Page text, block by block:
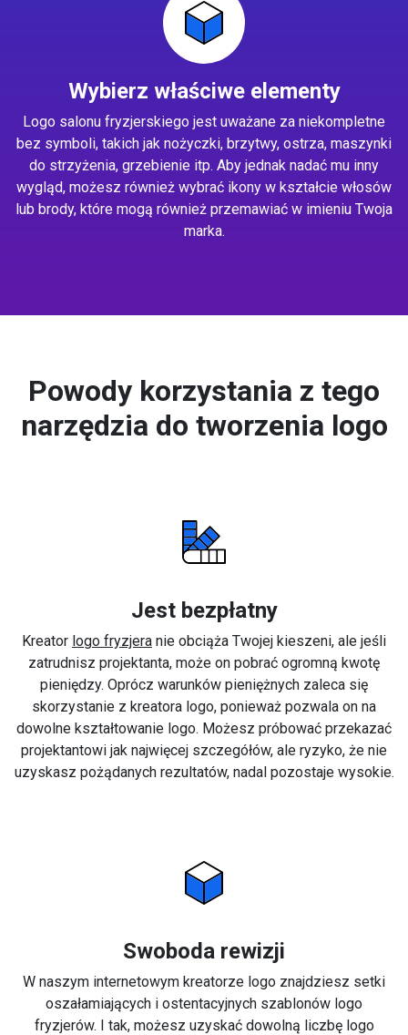
Wybierz właściwe elementy
Logo salonu fryzjerskiego jest uważane za niekompletne
bez symboli, takich jak nożyczki, brzytwy, ostrza, maszynki
do strzyżenia, grzebienie itp. Aby jednak nadać mu inny
wygląd, możesz również wybrać ikony w kształcie włosów
lub brody, które mogą również przemawiać w imieniu Twoja
marka.
Powody korzystania z tego
narzędzia do tworzenia logo
Jest bezpłatny
Kreator logo fryzjera nie obciąża Twojej kieszeni, ale jeśli
zatrudnisz projektanta, może on pobrać ogromną kwotę
pieniędzy. Oprócz warunków pieniężnych zaleca się
skorzystanie z kreatora logo, ponieważ pozwala on na
dowolne kształtowanie logo. Możesz próbować przekazać
projektantowi jak najwięcej szczegółów, ale ryzyko, że nie
uzyskasz pożądanych rezultatów, nadal pozostaje wysokie.
Swoboda rewizji
W naszym internetowym kreatorze logo znajdziesz setki
oszałamiających i ostentacyjnych szablonów logo
fryzjerów. I tak, możesz uzyskać dowolną liczbę logo